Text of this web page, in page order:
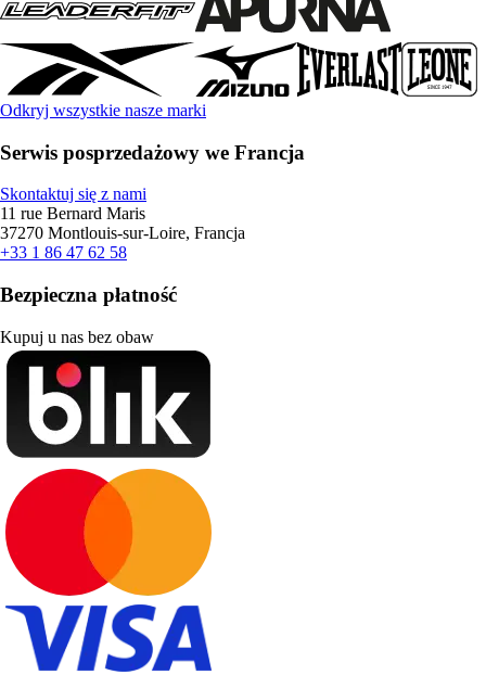
Odkryj wszystkie nasze marki
Serwis posprzedażowy we Francja
Skontaktuj się z nami
11 rue Bernard Maris
37270 Montlouis-sur-Loire, Francja
+33 1 86 47 62 58
Bezpieczna płatność
Kupuj u nas bez obaw